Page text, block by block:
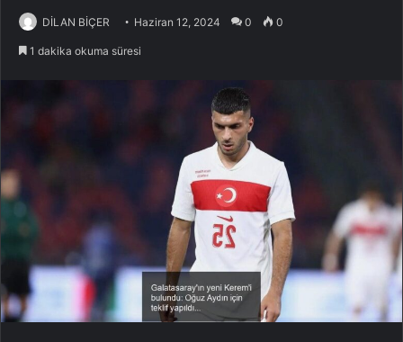
DİLAN BİÇER Haziran 12, 2024 0 0
1 dakika okuma süresi